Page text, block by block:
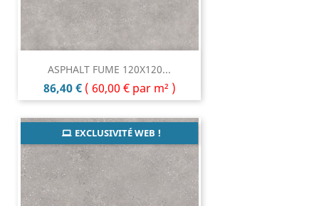
ASPHALT FUME 120X120...
Prix
86,40 € ( 60,00 € par m² )
EXCLUSIVITÉ WEB !